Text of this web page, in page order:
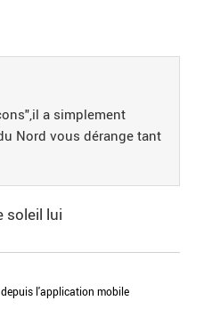
a simplement
Nord vous dérange tant
soleil lui
depuis l'application mobile